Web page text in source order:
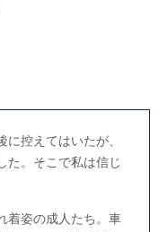
控えてはいたが、
た。そこで私は信じ
着姿の成人たち。車